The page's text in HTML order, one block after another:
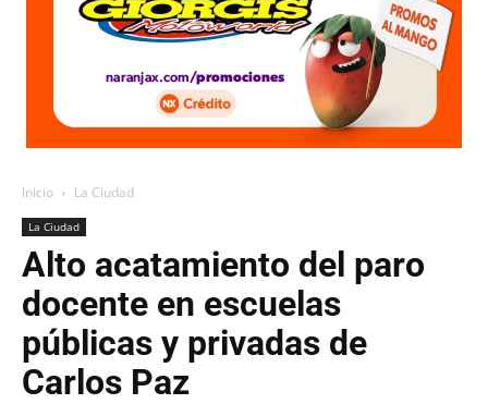
Inicio La Ciudad
La Ciudad
Alto acatamiento del paro
docente en escuelas
públicas y privadas de
Carlos Paz